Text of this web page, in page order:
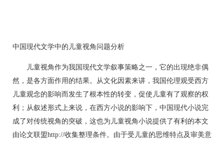
中国现代文学中的儿童视角问题分析
儿童视角作为我国现代文学叙事策略之一，它的出现绝非偶
然，是各方面作用的结果。从文化因素来讲，我国伦理观受西方
儿童观念的影响而发生了根本性的转变，促使儿童有了观察的权
利；从叙述形式上来说，在西方小说的影响下，中国现代小说完
成了对传统视角的突破，这也为儿童视角小说提供了有利的本文
由论文联盟http://收集整理条件。由于受儿童的思维特点及审美意